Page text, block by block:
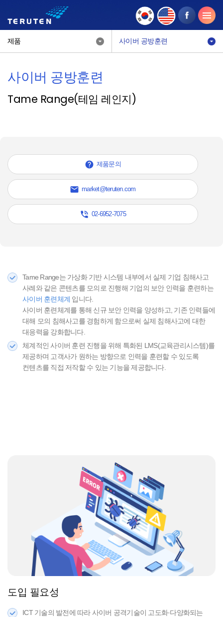
제품 사이버 공방훈련
사이버 공방훈련
Tame Range(테임 레인지)
 제품문의
 market@teruten.com
 02-6952-7075
Tame Range는 가상화 기반 시스템 내부에서 실제 기업 침해사고
사례와 같은 콘텐츠를 모의로 진행해 기업의 보안 인력을 훈련하는
사이버 훈련체계 입니다.
사이버 훈련체계를 통해 신규 보안 인력을 양성하고, 기존 인력들에
대해 모의 침해사고를 경험하게 함으로써 실제 침해사고에 대한
대응력을 강화합니다.
체계적인 사이버 훈련 진행을 위해 특화된 LMS(교육관리시스템)를
제공하며 고객사가 원하는 방향으로 인력을 훈련할 수 있도록
컨텐츠를 직접 저작할 수 있는 기능을 제공합니다.
도입 필요성
ICT 기술의 발전에 따라 사이버 공격기술이 고도화·다양화되는